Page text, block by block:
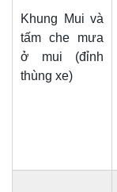
Khung Mui và
tấm che mưa
ở mui (đỉnh
thùng xe)